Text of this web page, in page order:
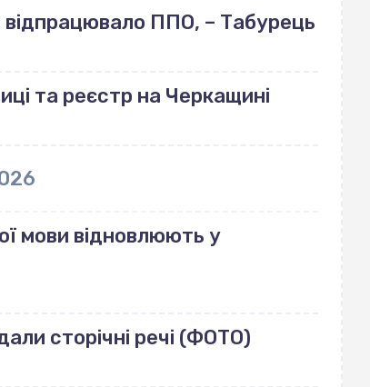
відпрацювало ППО, – Табурець
та реєстр на Черкащині
мови відновлюють у
сторічні речі (ФОТО)